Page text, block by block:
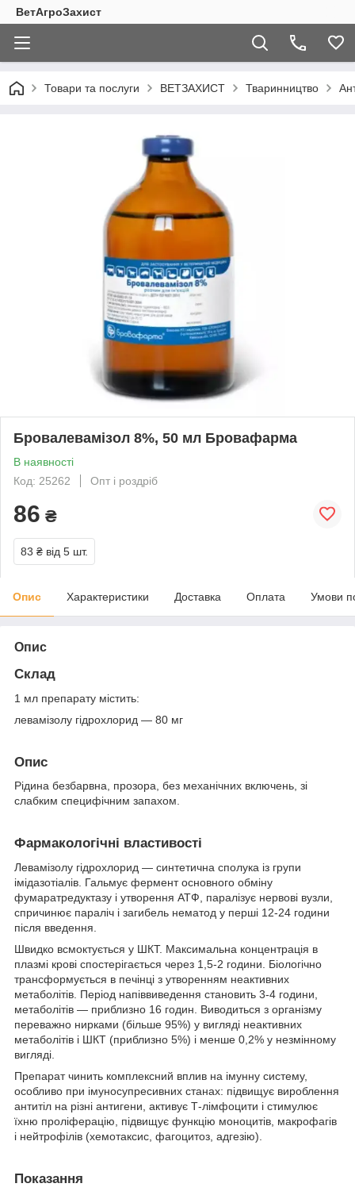
ВетАгроЗахист
Товари та послуги ВЕТЗАХИСТ Тваринництво
Бровалевамізол 8%, 50 мл Бровафарма
В наявності
Код: 25262
Опт і роздріб
86 ₴
83 ₴ від 5 шт.
Опис Характеристики Доставка Оплата Умови
Опис
Склад
1 мл препарату містить:
левамізолу гідрохлорид — 80 мг
Опис
Рідина безбарвна, прозора, без механічних включень, зі
слабким специфічним запахом.
Фармакологічні властивості
Левамізолу гідрохлорид — синтетична сполука із групи
імідазотіалів. Гальмує фермент основного обміну
фумаратредуктазу і утворення АТФ, паралізує нервові вузли,
спричинює параліч і загибель нематод у перші 12-24 години
після введення.
Швидко всмоктується у ШКТ. Максимальна концентрація в
плазмі крові спостерігається через 1,5-2 години. Біологічно
трансформується в печінці з утворенням неактивних
метаболітів. Період напіввиведення становить 3-4 години,
метаболітів — приблизно 16 годин. Виводиться з організму
переважно нирками (більше 95%) у вигляді неактивних
метаболітів і ШКТ (приблизно 5%) і менше 0,2% у незмінному
вигляді.
Препарат чинить комплексний вплив на імунну систему,
особливо при імуносупресивних станах: підвищує вироблення
антитіл на різні антигени, активує Т-лімфоцити і стимулює
їхню проліферацію, підвищує функцію моноцитів, макрофагів
і нейтрофілів (хемотаксис, фагоцитоз, адгезію).
Показання